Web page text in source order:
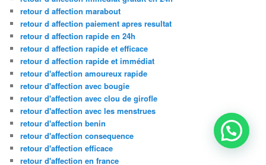
retour d affection marabout
retour d affection paiement apres resultat
retour d affection rapide en 24h
retour d affection rapide et efficace
retour d affection rapide et immédiat
retour d'affection amoureux rapide
retour d'affection avec bougie
retour d'affection avec clou de girofle
retour d'affection avec les menstrues
retour d'affection benin
retour d'affection consequence
retour d'affection efficace
retour d'affection en france